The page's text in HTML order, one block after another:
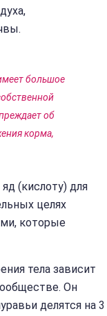
большое
об
корма,
(кислоту) для
целях
которые
тела зависит
Он
делятся на 3